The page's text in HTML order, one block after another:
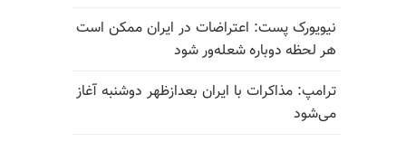
نیویورک پست: اعتراضات در ایران ممکن است
هر لحظه دوباره شعله‌ور شود
ترامپ: مذاکرات با ایران بعدازظهر دوشنبه آغاز
می‌شود